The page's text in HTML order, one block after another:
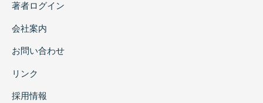
著者ログイン
会社案内
お問い合わせ
リンク
採用情報